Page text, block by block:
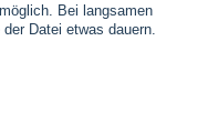
Bei langsamen
Datei etwas dauern.